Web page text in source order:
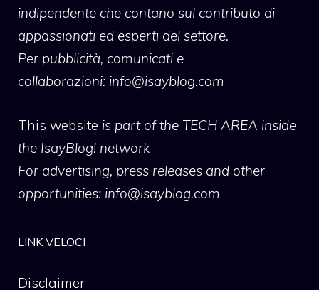
indipendente che contano sul contributo di
appassionati ed esperti del settore.
Per pubblicità, comunicati e
collaborazioni: info@isayblog.com
This website is part of the TECH AREA inside
the IsayBlog! network
For advertising, press releases and other
opportunities: info@isayblog.com
LINK VELOCI
Disclaimer